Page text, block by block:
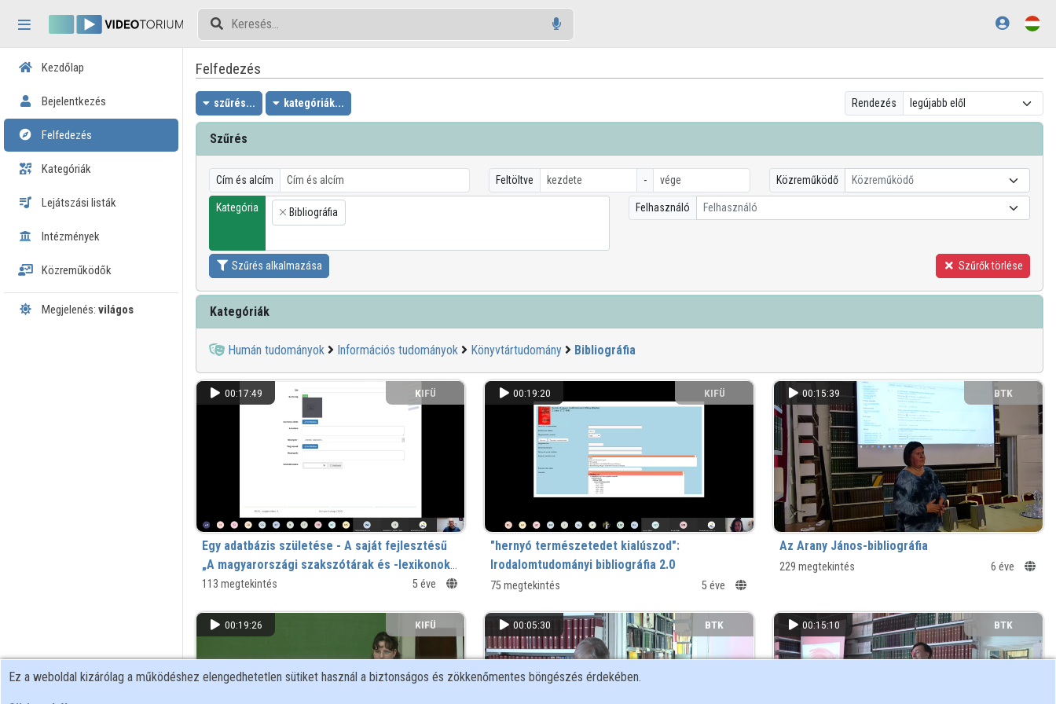
Tartalom kihagyása
Kezdőlap
Bejelentkezés
Felfedezés
Kategóriák
Lejátszási listák
Intézmények
Közreműködők
Megjelenés: világos
Felfedezés
szűrés... kategóriák... Rendezés
Szűrés
Cím és alcím Feltöltve - Közreműködő Közreműködő
Kategória
×
Bibliográfia Felhasználó Felhasználó
Szűrés alkalmazása Szűrők törlése
Kategóriák
Humán tudományok Információs tudományok Könyvtártudomány Bibliográfia
00:17:49 KIFÜ
Egy adatbázis születése - A saját fejlesztésű
„A magyarországi szakszótárak és -lexikonok
bibliográfiája” adatbázis bemutatása
113 megtekintés 5 éve
00:19:20 KIFÜ
"hernyó természetedet kialúszod":
Irodalomtudományi bibliográfia 2.0
75 megtekintés 5 éve
00:15:39 BTK
Az Arany János-bibliográfia
229 megtekintés 6 éve
00:19:26 KIFÜ 00:05:30 BTK 00:15:10 BTK
Ez a weboldal kizárólag a működéshez elengedhetetlen sütiket használ a biztonságos és zökkenőmentes böngészés érdekében.